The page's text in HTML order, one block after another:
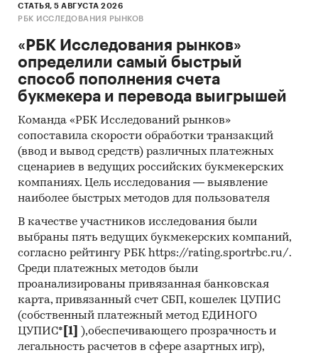
СТАТЬЯ, 5 АВГУСТА 2026
РБК ИССЛЕДОВАНИЯ РЫНКОВ
«РБК Исследования рынков»
определили самый быстрый
способ пополнения счета
букмекера и перевода выигрышей
Команда «РБК Исследований рынков»
сопоставила скорости обработки транзакций
(ввод и вывод средств) различных платежных
сценариев в ведущих российских букмекерских
компаниях. Цель исследования — выявление
наиболее быстрых методов для пользователя
В качестве участников исследования были
выбраны пять ведущих букмекерских компаний,
согласно рейтингу РБК https://rating.sportrbc.ru/.
Среди платежных методов были
проанализированы привязанная банковская
карта, привязанный счет СБП, кошелек ЦУПИС
(собственный платежный метод ЕДИНОГО
ЦУПИС* [1]
),обеспечивающего прозрачность и
легальность расчетов в сфере азартных игр),